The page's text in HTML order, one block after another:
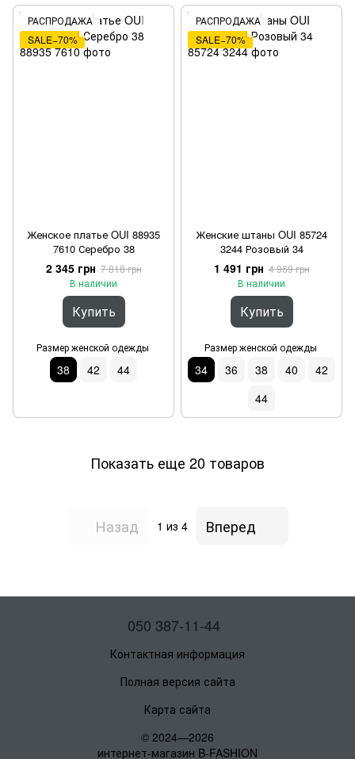
РАСПРОДАЖА
SALE−70%
Женское платье OUI 88935
7610 Серебро 38
2 345 грн 7 818 грн
В наличии
Купить
Размер женской одежды
38 42 44
РАСПРОДАЖА
SALE−70%
Женские штаны OUI 85724
3244 Розовый 34
1 491 грн 4 969 грн
В наличии
Купить
Размер женской одежды
34 36 38 40
42
44
Показать еще 20 товаров
Назад 1 из 4 Вперед
050 387-11-44
Контактная информация
Полная версия сайта
Карта сайта
© 2024—2026
интернет-магазин B-FASHION